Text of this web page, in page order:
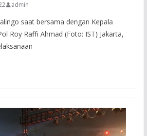
admin
saat bersama dengan Kepala
Roy Raffi Ahmad (Foto: IST) Jakarta,